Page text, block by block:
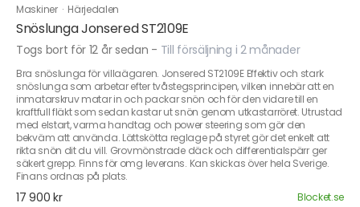
Maskiner · Härjedalen
Snöslunga Jonsered ST2109E
Togs bort för 12 år sedan - Till försäljning i 2 månader
Bra snöslunga för villaägaren. Jonsered ST2109E Effektiv och stark
snöslunga som arbetar efter tvåstegsprincipen, vilken innebär att en
inmatarskruv matar in och packar snön och för den vidare till en
kraftfull fläkt som sedan kastar ut snön genom utkastarröret. Utrustad
med elstart, varma handtag och power steering som gör den
bekväm att använda. Lättskötta reglage på styret gör det enkelt att
rikta snön dit du vill. Grovmönstrade däck och differentialspärr ger
säkert grepp. Finns för omg leverans. Kan skickas över hela Sverige.
Finans ordnas på plats.
17 900 kr Blocket.se